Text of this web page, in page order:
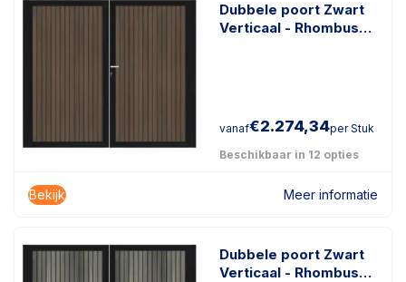
Dubbele poort Zwart
Verticaal - Rhombus
vanaf€2.274,34per Stuk
Beschikbaar in 12 opties
Bekijk Meer informatie
Dubbele poort Zwart
Verticaal - Rhombus